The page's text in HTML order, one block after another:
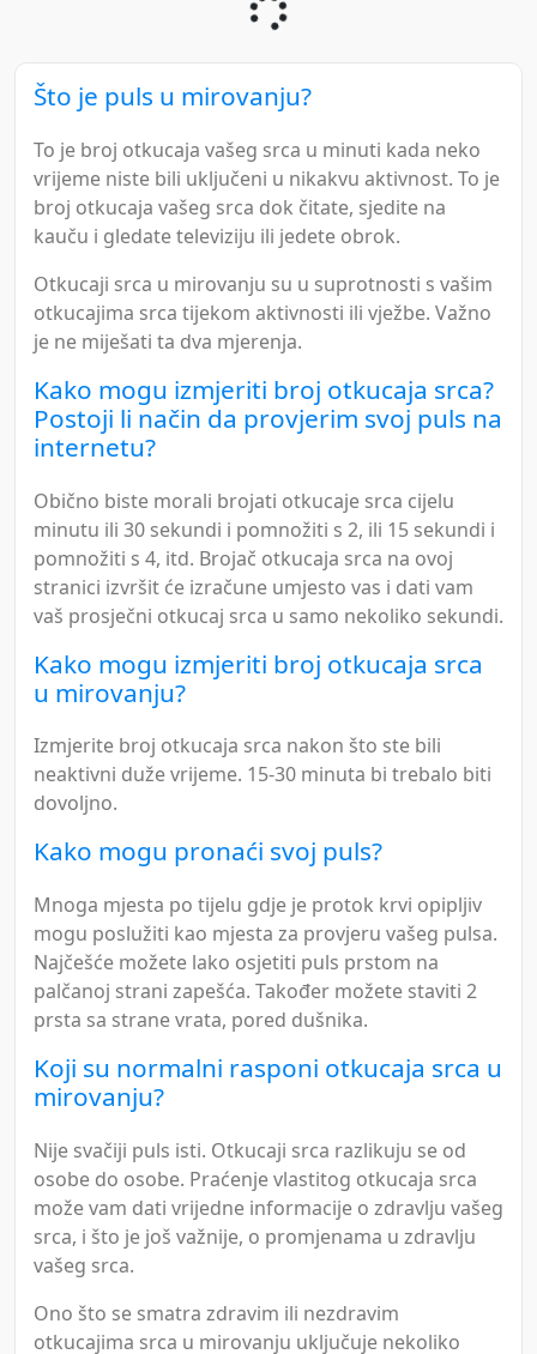
Što je puls u mirovanju?
To je broj otkucaja vašeg srca u minuti kada neko
vrijeme niste bili uključeni u nikakvu aktivnost. To je
broj otkucaja vašeg srca dok čitate, sjedite na
kauču i gledate televiziju ili jedete obrok.
Otkucaji srca u mirovanju su u suprotnosti s vašim
otkucajima srca tijekom aktivnosti ili vježbe. Važno
je ne miješati ta dva mjerenja.
Kako mogu izmjeriti broj otkucaja srca?
Postoji li način da provjerim svoj puls na
internetu?
Obično biste morali brojati otkucaje srca cijelu
minutu ili 30 sekundi i pomnožiti s 2, ili 15 sekundi i
pomnožiti s 4, itd. Brojač otkucaja srca na ovoj
stranici izvršit će izračune umjesto vas i dati vam
vaš prosječni otkucaj srca u samo nekoliko sekundi.
Kako mogu izmjeriti broj otkucaja srca
u mirovanju?
Izmjerite broj otkucaja srca nakon što ste bili
neaktivni duže vrijeme. 15-30 minuta bi trebalo biti
dovoljno.
Kako mogu pronaći svoj puls?
Mnoga mjesta po tijelu gdje je protok krvi opipljiv
mogu poslužiti kao mjesta za provjeru vašeg pulsa.
Najčešće možete lako osjetiti puls prstom na
palčanoj strani zapešća. Također možete staviti 2
prsta sa strane vrata, pored dušnika.
Koji su normalni rasponi otkucaja srca u
mirovanju?
Nije svačiji puls isti. Otkucaji srca razlikuju se od
osobe do osobe. Praćenje vlastitog otkucaja srca
može vam dati vrijedne informacije o zdravlju vašeg
srca, i što je još važnije, o promjenama u zdravlju
vašeg srca.
Ono što se smatra zdravim ili nezdravim
otkucajima srca u mirovanju uključuje nekoliko